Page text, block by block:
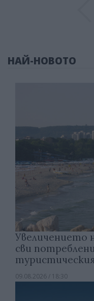
НАЙ-НОВОТО
Увеличението
сви
09.08.2026 / 18:30